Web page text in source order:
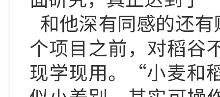
和他深有同感的还
个项目之前，对稻谷
现学现用。
“小麦和